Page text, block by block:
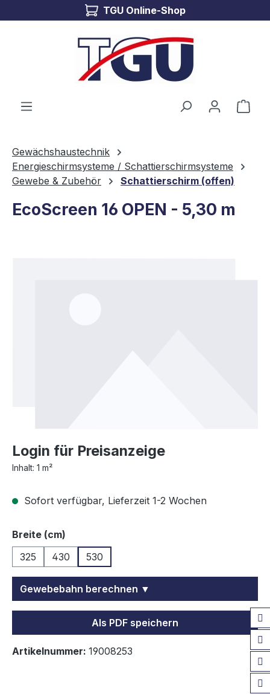
Zum Hauptinhalt springenTGU Online-Shop
Gewächshaustechnik
Energieschirmsysteme / Schattierschirmsysteme
Gewebe & Zubehör
Schattierschirm (offen)
EcoScreen 16 OPEN - 5,30 m
Login für Preisanzeige
Inhalt: 1 m²
Sofort verfügbar, Lieferzeit 1-2 Wochen
Breite (cm)
325
430 530
Gewebebahn berechnen ▼
Als PDF speichern
Artikelnummer: 19008253